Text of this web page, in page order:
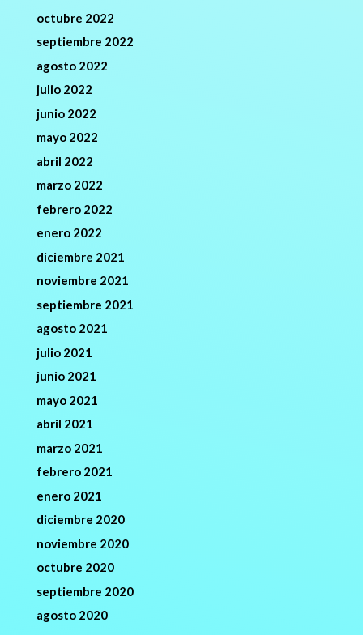
octubre 2022
septiembre 2022
agosto 2022
julio 2022
junio 2022
mayo 2022
abril 2022
marzo 2022
febrero 2022
enero 2022
diciembre 2021
noviembre 2021
septiembre 2021
agosto 2021
julio 2021
junio 2021
mayo 2021
abril 2021
marzo 2021
febrero 2021
enero 2021
diciembre 2020
noviembre 2020
octubre 2020
septiembre 2020
agosto 2020